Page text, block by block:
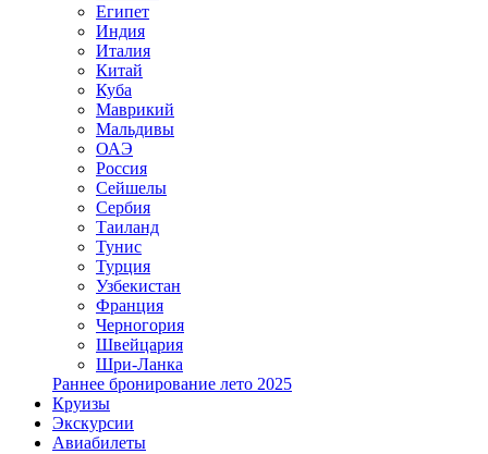
Египет
Индия
Италия
Китай
Куба
Маврикий
Мальдивы
ОАЭ
Россия
Сейшелы
Сербия
Таиланд
Тунис
Турция
Узбекистан
Франция
Черногория
Швейцария
Шри-Ланка
Раннее бронирование лето 2025
Круизы
Экскурсии
Авиабилеты